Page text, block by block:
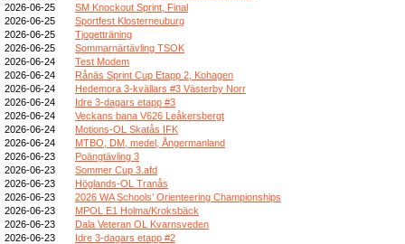
2026-06-25
SM Knockout Sprint, Final
2026-06-25
Sportfest Klosterneuburg
2026-06-25
Tjogetträning
2026-06-25
Sommarnärtävling TSOK
2026-06-24
Test Modem
2026-06-24
Rånäs Sprint Cup Etapp 2, Kohagen
2026-06-24
Hedemora 3-kvällars #3 Västerby Norr
2026-06-24
Idre 3-dagars etapp #3
2026-06-24
Veckans bana V626 Leåkersbergt
2026-06-24
Motions-OL Skatås IFK
2026-06-24
MTBO, DM, medel, Ångermanland
2026-06-23
Poängtävling 3
2026-06-23
Sommer Cup 3.afd
2026-06-23
Höglands-OL Tranås
2026-06-23
2026 WA Schools’ Orienteering Championships
2026-06-23
MPOL E1 Holma/Kroksbäck
2026-06-23
Dala Veteran OL Kvarnsveden
2026-06-23
Idre 3-dagars etapp #2